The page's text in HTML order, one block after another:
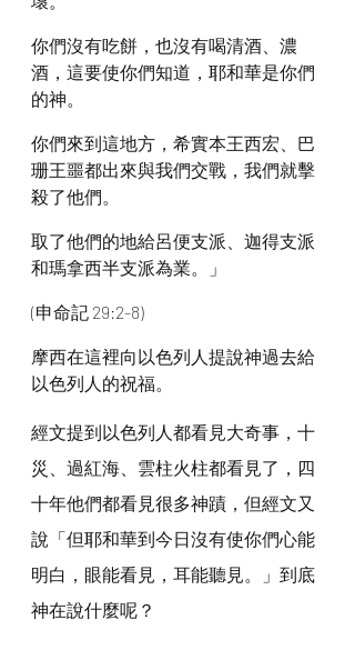
你們沒有吃餅，也沒有喝清酒、濃
酒，這要使你們知道，耶和華是你們
的神。
你們來到這地方，希實本王西宏、巴
珊王噩都出來與我們交戰，我們就擊
殺了他們。
取了他們的地給呂便支派、迦得支派
和瑪拿西半支派為業。」
(申命記 29:2-8)
摩西在這裡向以色列人提說神過去給
以色列人的祝福。
經文提到以色列人都看見大奇事，十
災、過紅海、雲柱火柱都看見了，四
十年他們都看見很多神蹟，但經文又
說「但耶和華到今日沒有使你們心能
明白，眼能看見，耳能聽見。」到底
神在說什麼呢？